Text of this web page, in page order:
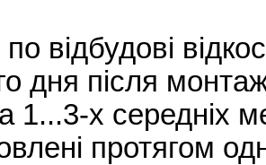
відбудові
дня після
1...3-х середніх
протягом